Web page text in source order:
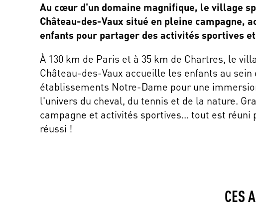
Au cœur d'un domaine magnifique, le village
Château-des-Vaux situé en pleine campagne,
enfants pour partager des activités sportives
À 130 km de Paris et à 35 km de Chartres, le
Château-des-Vaux accueille les enfants au sein
établissements Notre-Dame pour une
l'univers du cheval, du tennis et de la nature.
campagne et activités sportives... tout est réuni
réussi !
CES